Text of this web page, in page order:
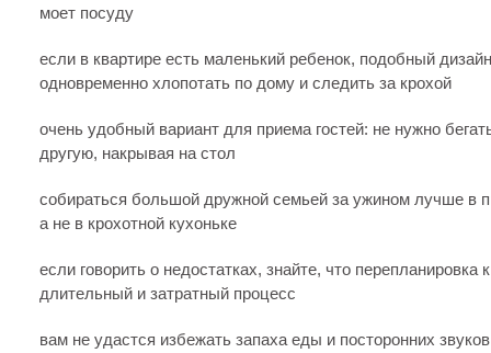
моет посуду
если в квартире есть маленький ребенок, подобный
одновременно хлопотать по дому и следить за крохой
очень удобный вариант для приема гостей: не нужно
другую, накрывая на стол
собираться большой дружной семьей за ужином лучше в
а не в крохотной кухоньке
если говорить о недостатках, знайте, что перепланировка
длительный и затратный процесс
вам не удастся избежать запаха еды и посторонних